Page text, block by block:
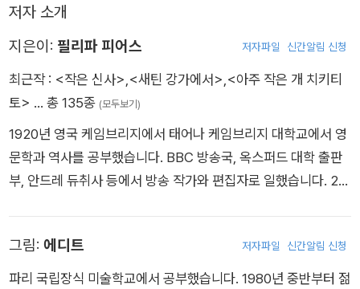
저자 소개
지은이: 필리파 피어스 저자파일 신간알림 신청
최근작 : <작은 신사> <새틴 강가에서> <아주 작은 개 치키티
토> … 총 135종 (모두보기)
1920년 영국 케임브리지에서 태어나 케임브리지 대학교에서 영
문학과 역사를 공부했습니다. BBC 방송국, 옥스퍼드 대학 출판
부, 안드레 듀취사 등에서 방송 작가와 편집자로 일했습니다. 20
외에도 《세이 강에서 보낸 여름》, 《버블과 스퀵 대소동》, 《새틴
강가에서》 등 서른 권 이상의 어린이 책을 썼습니다.
그림: 에디트 저자파일 신간알림 신청
파리 국립장식 미술학교에서 공부했습니다. 1980년 중반부터 젊